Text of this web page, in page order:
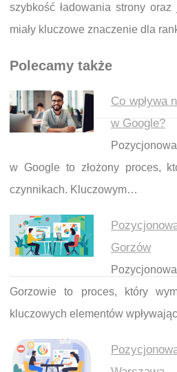
szybkość ładowania strony
miały kluczowe znaczenie dla
Polecamy także
Co wpływa
w Google?
w Google to złożony proces,
czynnikach. Kluczowym…
Gorzów
Gorzowie to proces, który
kluczowych elementów
Nawigacja wpisu